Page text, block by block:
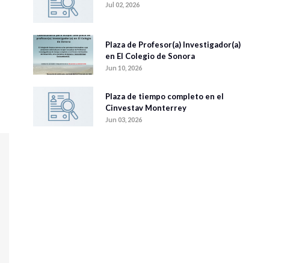
Jul 02, 2026
Plaza de Profesor(a) Investigador(a)
en El Colegio de Sonora
Jun 10, 2026
Plaza de tiempo completo en el
Cinvestav Monterrey
Jun 03, 2026